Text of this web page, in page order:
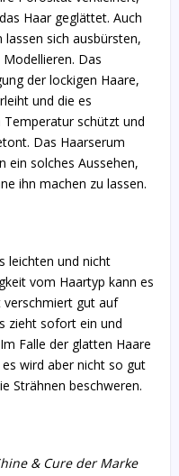
Haar geglättet. Auch
sich ausbürsten,
Das
der lockigen Haare,
und die es
schützt und
Das Haarserum
ein solches Aussehen,
ihn machen zu lassen.
leichten und nicht
vom Haartyp kann es
verschmiert gut auf
zieht sofort ein und
Falle der glatten Haare
wird aber nicht so gut
Strähnen beschweren.
& Cure der Marke